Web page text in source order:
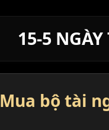
15-5
Mua bộ tài